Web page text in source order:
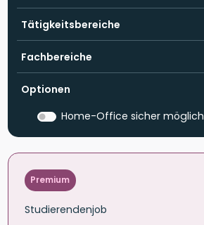
Tätigkeitsbereiche
Fachbereiche
Optionen
Home-Office sicher möglich
Premium
Studierendenjob